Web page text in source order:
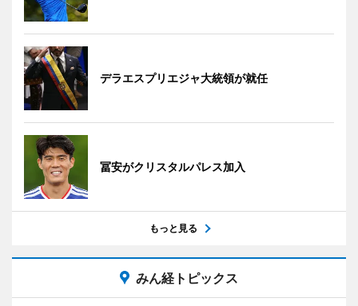
デラエスプリエジャ大統領が就任
冨安がクリスタルパレス加入
もっと見る
みん経トピックス